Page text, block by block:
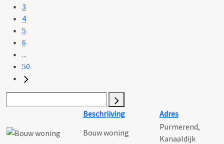
3
4
5
6
...
50
Beschrijving
Adres
Bouw woning
Purmerend,
Kanaaldijk